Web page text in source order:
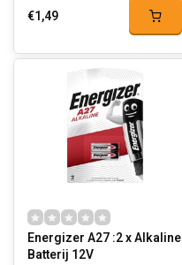
€1,49
Energizer A27 :2 x Alkaline
Batterij 12V